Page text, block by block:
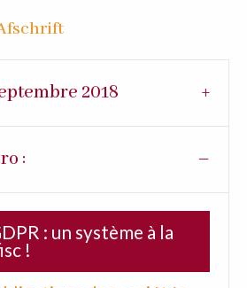
2018
:
: un système à la
!